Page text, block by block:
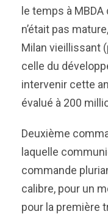
le temps à
n’était pas
Milan vieillissant
celle du
intervenir cette
évalué à 200
Deuxième
laquelle
commande
calibre, pour un
pour la première